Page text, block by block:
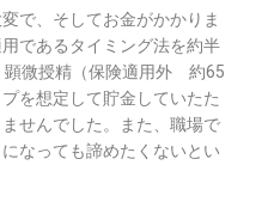
で、そしてお金がかかりま
であるタイミング法を約半
顕微授精（保険適用外 約65
を想定して貯金していたた
せんでした。また、職場で
なっても諦めたくないとい